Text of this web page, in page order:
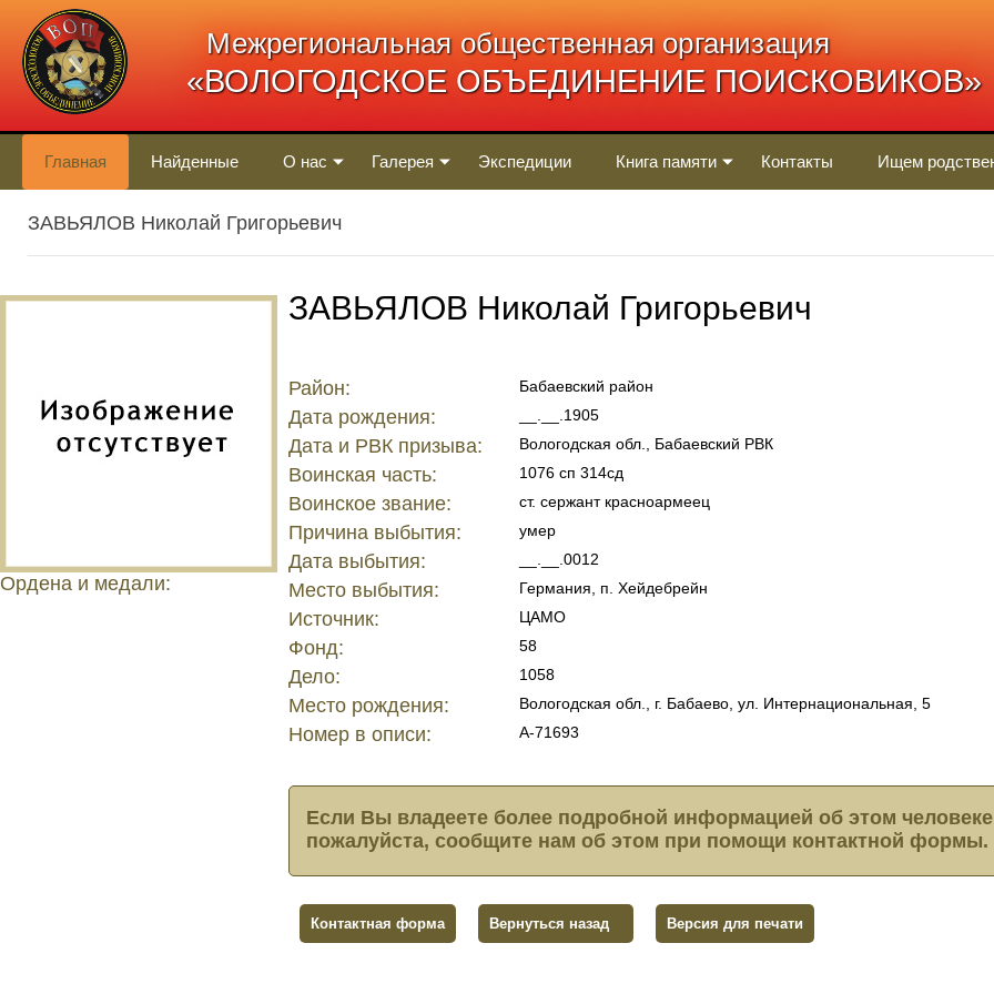
Межрегиональная общественная организация
«ВОЛОГОДСКОЕ ОБЪЕДИНЕНИЕ ПОИСКОВИКОВ»
Главная Найденные О нас Галерея Экспедиции Книга памяти Контакты Ищем
ЗАВЬЯЛОВ Николай Григорьевич
Ордена и медали:
ЗАВЬЯЛОВ Николай Григорьевич
Район: Бабаевский район
Дата рождения: __.__.1905
Дата и РВК призыва: Вологодская обл., Бабаевский РВК
Воинская часть: 1076 сп 314сд
Воинское звание: ст. сержант красноармеец
Причина выбытия: умер
Дата выбытия: __.__.0012
Место выбытия: Германия, п. Хейдебрейн
Источник: ЦАМО
Фонд: 58
Дело: 1058
Место рождения: Вологодская обл., г. Бабаево, ул. Интернациональная, 5
Номер в описи: А-71693
Если Вы владеете более подробной информацией об этом
пожалуйста, сообщите нам об этом при помощи контактной формы.
Контактная форма Вернуться назад Версия для печати